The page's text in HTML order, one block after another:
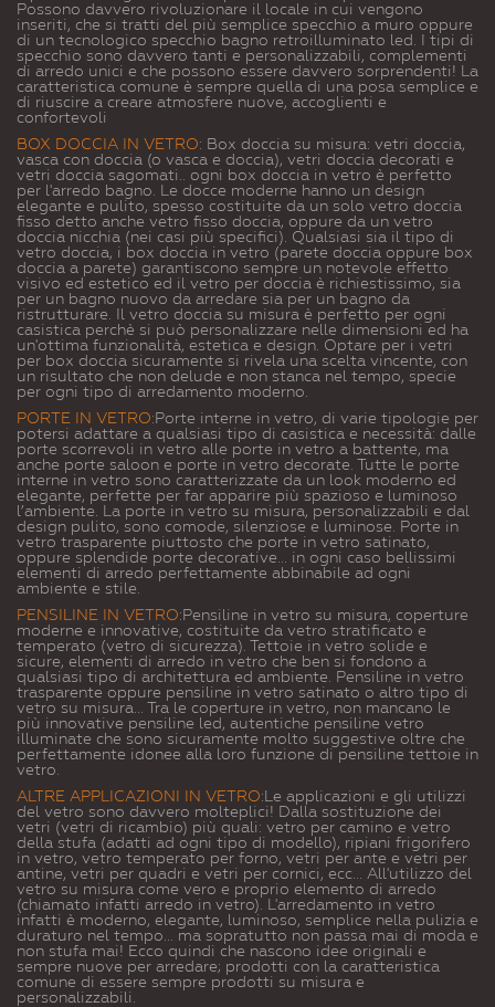
Possono davvero rivoluzionare il locale in cui vengono
inseriti, che si tratti del più semplice specchio a muro oppure
di un tecnologico specchio bagno retroilluminato led. I tipi di
specchio sono davvero tanti e personalizzabili, complementi
di arredo unici e che possono essere davvero sorprendenti! La
caratteristica comune è sempre quella di una posa semplice e
di riuscire a creare atmosfere nuove, accoglienti e
confortevoli
BOX DOCCIA IN VETRO: Box doccia su misura: vetri doccia,
vasca con doccia (o vasca e doccia), vetri doccia decorati e
vetri doccia sagomati.. ogni box doccia in vetro è perfetto
per l'arredo bagno. Le docce moderne hanno un design
elegante e pulito, spesso costituite da un solo vetro doccia
fisso detto anche vetro fisso doccia, oppure da un vetro
doccia nicchia (nei casi più specifici). Qualsiasi sia il tipo di
vetro doccia, i box doccia in vetro (parete doccia oppure box
doccia a parete) garantiscono sempre un notevole effetto
visivo ed estetico ed il vetro per doccia è richiestissimo, sia
per un bagno nuovo da arredare sia per un bagno da
ristrutturare. Il vetro doccia su misura è perfetto per ogni
casistica perchè si può personalizzare nelle dimensioni ed ha
un'ottima funzionalità, estetica e design. Optare per i vetri
per box doccia sicuramente si rivela una scelta vincente, con
un risultato che non delude e non stanca nel tempo, specie
per ogni tipo di arredamento moderno.
PORTE IN VETRO:Porte interne in vetro, di varie tipologie per
potersi adattare a qualsiasi tipo di casistica e necessità: dalle
porte scorrevoli in vetro alle porte in vetro a battente, ma
anche porte saloon e porte in vetro decorate. Tutte le porte
interne in vetro sono caratterizzate da un look moderno ed
elegante, perfette per far apparire più spazioso e luminoso
l’ambiente. La porte in vetro su misura, personalizzabili e dal
design pulito, sono comode, silenziose e luminose. Porte in
vetro trasparente piuttosto che porte in vetro satinato,
oppure splendide porte decorative... in ogni caso bellissimi
elementi di arredo perfettamente abbinabile ad ogni
ambiente e stile.
PENSILINE IN VETRO:Pensiline in vetro su misura, coperture
moderne e innovative, costituite da vetro stratificato e
temperato (vetro di sicurezza). Tettoie in vetro solide e
sicure, elementi di arredo in vetro che ben si fondono a
qualsiasi tipo di architettura ed ambiente. Pensiline in vetro
trasparente oppure pensiline in vetro satinato o altro tipo di
vetro su misura... Tra le coperture in vetro, non mancano le
più innovative pensiline led, autentiche pensiline vetro
illuminate che sono sicuramente molto suggestive oltre che
perfettamente idonee alla loro funzione di pensiline tettoie in
vetro.
ALTRE APPLICAZIONI IN VETRO:Le applicazioni e gli utilizzi
del vetro sono davvero molteplici! Dalla sostituzione dei
vetri (vetri di ricambio) più quali: vetro per camino e vetro
della stufa (adatti ad ogni tipo di modello), ripiani frigorifero
in vetro, vetro temperato per forno, vetri per ante e vetri per
antine, vetri per quadri e vetri per cornici, ecc... All'utilizzo del
vetro su misura come vero e proprio elemento di arredo
(chiamato infatti arredo in vetro). L'arredamento in vetro
infatti è moderno, elegante, luminoso, semplice nella pulizia e
duraturo nel tempo... ma sopratutto non passa mai di moda e
non stufa mai! Ecco quindi che nascono idee originali e
sempre nuove per arredare; prodotti con la caratteristica
comune di essere sempre prodotti su misura e
personalizzabili.